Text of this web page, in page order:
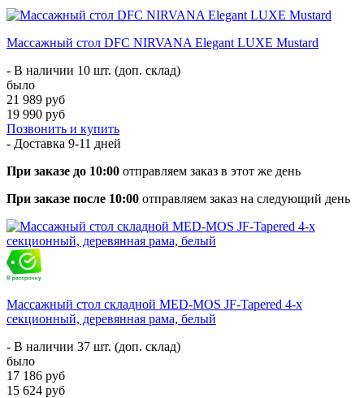
Массажный стол DFC NIRVANA Elegant LUXE Mustard
- В наличии 10 шт. (доп. склад)
было
21 989 руб
19 990 руб
Позвонить и купить
- Доставка 9-11 дней
При заказе до 10:00 отправляем заказ в этот же день
При заказе после 10:00 отправляем заказ на следующий день
Массажный стол складной MED-MOS JF-Tapered 4-х
секционный, деревянная рама, белый
- В наличии 37 шт. (доп. склад)
было
17 186 руб
15 624 руб